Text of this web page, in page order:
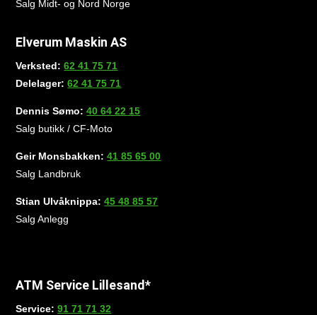
Salg Midt- og Nord Norge
Elverum Maskin AS
Verksted:62 41 75 71
Delelager:62 41 75 71
Dennis Sømo:40 64 22 15
Salg butikk / CF-Moto
Geir Monsbakken:41 85 65 00
Salg Landbruk
Stian Ulvåknippa:45 48 85 57
Salg Anlegg
ATM Service Lillesand*
Service:91 71 71 32